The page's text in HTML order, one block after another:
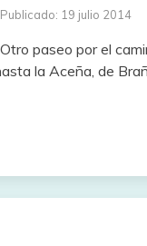
Publicado: 19 julio 2014
Otro paseo por el
la Aceña, de